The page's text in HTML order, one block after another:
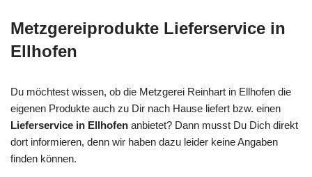
Metzgereiprodukte Lieferservice in
Ellhofen
Du möchtest wissen, ob die Metzgerei Reinhart in Ellhofen die
eigenen Produkte auch zu Dir nach Hause liefert bzw. einen
Lieferservice in Ellhofen anbietet? Dann musst Du Dich direkt
dort informieren, denn wir haben dazu leider keine Angaben
finden können.